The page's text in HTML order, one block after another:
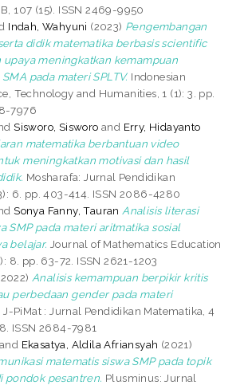
107 (15). ISSN 2469-9950
Indah, Wahyuni (2023) Pengembangan
didik matematika berbasis scientific
meningkatkan kemampuan
pada materi SPLTV. Indonesian
Technology and Humanities, 1 (1): 3. pp.
7976
Sisworo, Sisworo and Erry, Hidayanto
matematika berbantuan video
meningkatkan motivasi dan hasil
Mosharafa: Jurnal Pendidikan
6. pp. 403-414. ISSN 2086-4280
Sonya Fanny, Tauran Analisis literasi
SMP pada materi aritmatika sosial
belajar. Journal of Mathematics Education
8. pp. 63-72. ISSN 2621-1203
Analisis kemampuan berpikir kritis
perbedaan gender pada materi
J-PiMat : Jurnal Pendidikan Matematika, 4
ISSN 2684-7981
and Ekasatya, Aldila Afriansyah (2021)
matematis siswa SMP pada topik
pondok pesantren. Plusminus: Jurnal